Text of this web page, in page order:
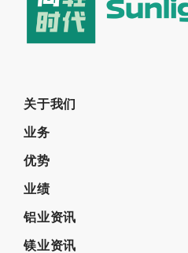
关于我们
业务
优势
业绩
铝业资讯
镁业资讯